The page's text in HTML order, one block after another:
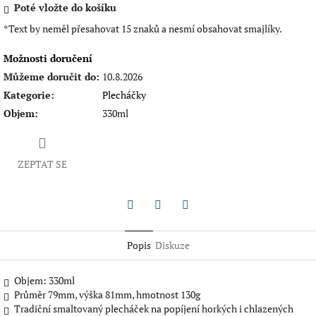
Poté vložte do košíku
*Text by neměl přesahovat 15 znaků a nesmí obsahovat smajlíky.
Možnosti doručení
Můžeme doručit do: 10.8.2026
Kategorie:
Plecháčky
Objem: 330ml
ZEPTAT SE
Popis Diskuze
Objem: 330ml
Průměr 79mm, výška 81mm, hmotnost 130g
Tradiční smaltovaný plecháček na popíjení horkých i chlazených